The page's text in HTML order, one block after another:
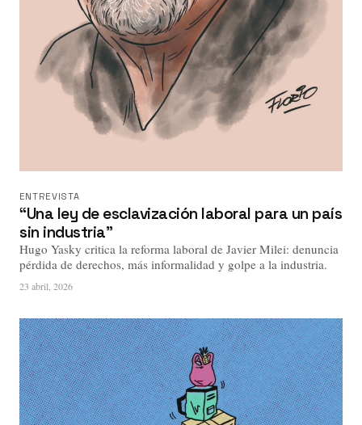
ENTREVISTA
“Una ley de esclavización laboral para un país
sin industria”
Hugo Yasky critica la reforma laboral de Javier Milei: denuncia
pérdida de derechos, más informalidad y golpe a la industria.
23 abril, 2026